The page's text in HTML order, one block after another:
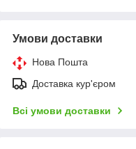
Умови доставки
Нова Пошта
Доставка кур'єром
Всі умови доставки